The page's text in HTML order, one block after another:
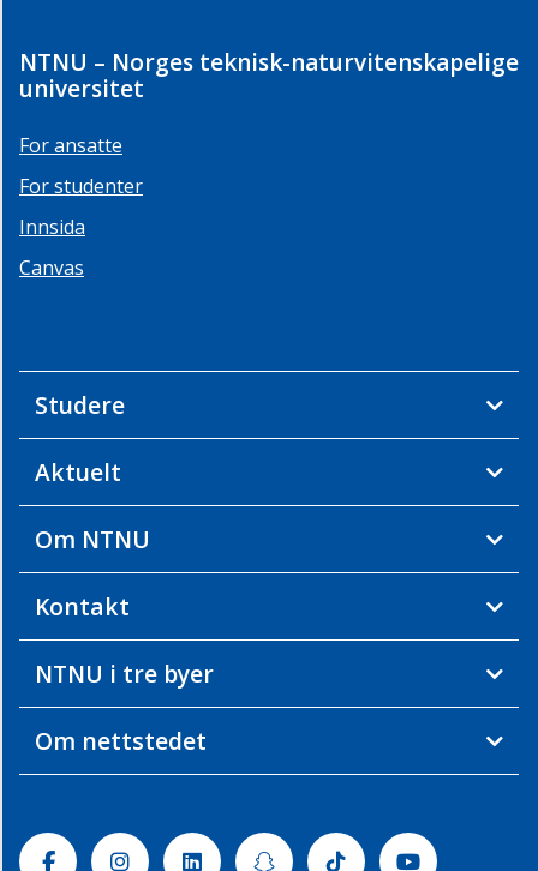
NTNU – Norges teknisk-naturvitenskapelige
universitet
For ansatte
For studenter
Innsida
Canvas
Studere
Aktuelt
Om NTNU
Kontakt
NTNU i tre byer
Om nettstedet
FacebookInstagramLinkedinSnapchatTiktok Youtube